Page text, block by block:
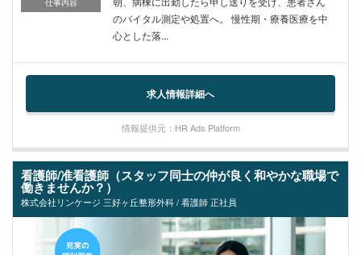
仕事内容
のバイタル測定や処置へ。 慢性期・療養医療を中
心とした落...
求人情報詳細へ
情報提供元：HR Ads Platform
看護師/准看護師（スタッフ同士の仲が良く和やかな職場で
働きませんか？）
株式会社リンケージ 三好ヶ丘整形外科 / 看護師 正社員